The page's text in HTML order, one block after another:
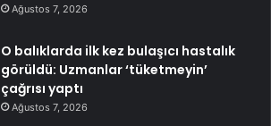
Ağustos 7, 2026
O balıklarda ilk kez bulaşıcı hastalık
görüldü: Uzmanlar ‘tüketmeyin’
çağrısı yaptı
Ağustos 7, 2026